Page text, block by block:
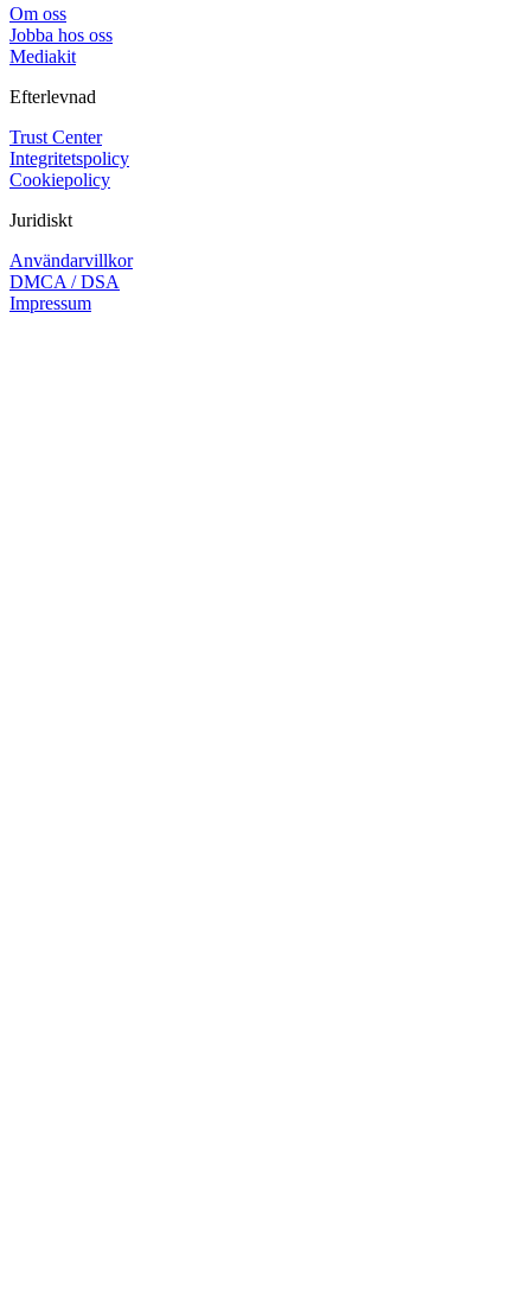
Om oss
Jobba hos oss
Mediakit
Efterlevnad
Trust Center
Integritetspolicy
Cookiepolicy
Juridiskt
Användarvillkor
DMCA / DSA
Impressum